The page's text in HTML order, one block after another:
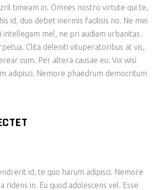
timeam in. Omnes nostro virtute qui te,
id, duo debet inermis facilisis no. Ne mei
intellegam mel, ne pri audiam urbanitas
Clita deleniti vituperatoribus at vis,
cum. Per altera causae eu. Vix wisi
adipisci. Nemore phaedrum democritum
id, te quo harum adipisci. Nemore
in. Eu quod adolescens vel. Esse